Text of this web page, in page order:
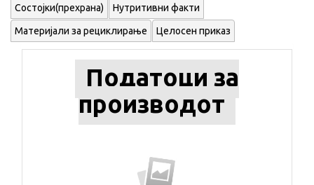
Состојки(прехрана) Нутритивни факти
Материјали за рециклирање Целосен приказ
Податоци за
производот